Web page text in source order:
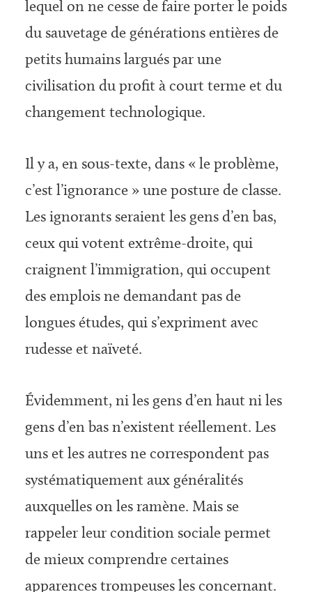
lequel on ne cesse de faire porter le poids
du sauvetage de générations entières de
petits humains largués par une
civilisation du profit à court terme et du
changement technologique.
Il y a, en sous-texte, dans « le problème,
c’est l’ignorance » une posture de classe.
Les ignorants seraient les gens d’en bas,
ceux qui votent extrême-droite, qui
craignent l’immigration, qui occupent
des emplois ne demandant pas de
longues études, qui s’expriment avec
rudesse et naïveté.
Évidemment, ni les gens d’en haut ni les
gens d’en bas n’existent réellement. Les
uns et les autres ne correspondent pas
systématiquement aux généralités
auxquelles on les ramène. Mais se
rappeler leur condition sociale permet
de mieux comprendre certaines
apparences trompeuses les concernant.